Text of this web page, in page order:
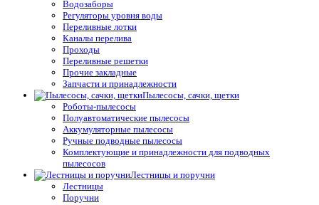
Водозаборы
Регуляторы уровня воды
Переливные лотки
Каналы перелива
Проходы
Переливные решетки
Прочие закладные
Запчасти и принадлежности
Пылесосы, сачки, щетки
Роботы-пылесосы
Полуавтоматические пылесосы
Аккумуляторные пылесосы
Ручные подводные пылесосы
Комплектующие и принадлежности для подводных
пылесосов
Лестницы и поручни
Лестницы
Поручни